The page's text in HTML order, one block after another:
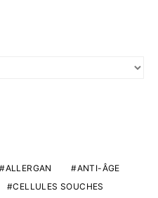
ALLERGAN
ANTI-ÂGE
CELLULES SOUCHES